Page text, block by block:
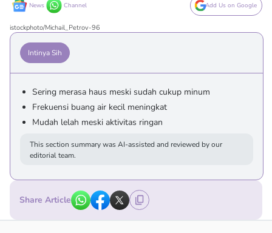
News Channel Add Us on Google
istockphoto/Michail_Petrov-96
Intinya Sih
Sering merasa haus meski sudah cukup minum
Frekuensi buang air kecil meningkat
Mudah lelah meski aktivitas ringan
This section summary was AI-assisted and reviewed by our
editorial team.
Share Article